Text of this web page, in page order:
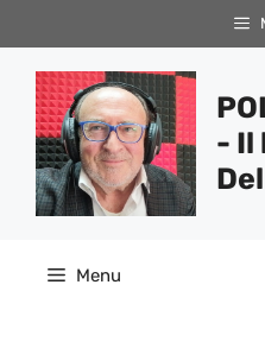
al
contenuto
- Il
Menu